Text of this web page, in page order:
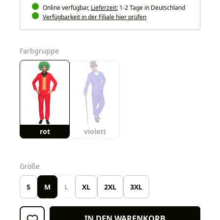
Online verfügbar, Lieferzeit: 1-2 Tage in Deutschland
Verfügbarkeit in der Filiale hier prüfen
Farbgruppe
rot violett
Größe
S M L XL 2XL 3XL